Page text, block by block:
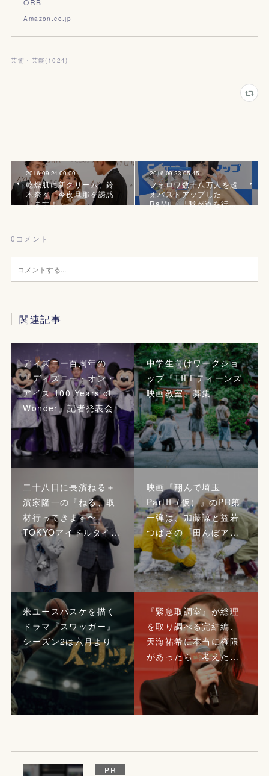
ORB
Amazon.co.jp
芸術・芸能( 1024)
2016.09.24 00:00
乾燥肌に新クリーム、鈴
木奈々「今夜旦那を誘惑
します！」
2016.09.23 05:45
フォロワ数十八万人を超
えバストアップした
RaMu、「我が道を行…
0 コメント
関連記事
ディズニー百周年の
『ディズニー・オン・
アイス 100 Years of
Wonder』記者発表会
中学生向けワークショ
ップ『TIFFティーンズ
映画教室』募集
二十八日に長濱ねる＋
濱家隆一の『ねる、取
材行ってきます〜
TOKYOアイドルタイ…
映画『翔んで埼玉
PartII（仮）』のPR第
一弾は、加藤諒と益若
つばさの「田んぼア…
米ユースバスケを描く
ドラマ『スワッガー』
シーズン2は六月より
『緊急取調室』が総理
を取り調べる完結編、
天海祐希に本当に権限
があったら「考えた…
PR